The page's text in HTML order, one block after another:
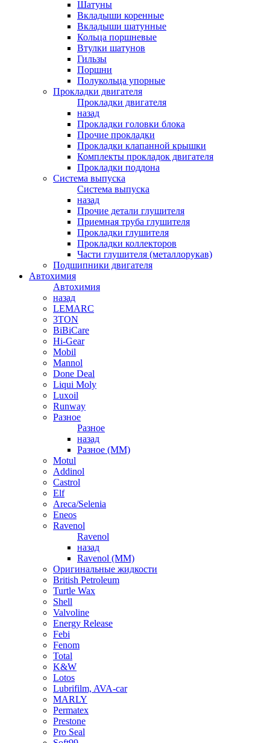
Шатуны
Вкладыши коренные
Вкладыши шатунные
Кольца поршневые
Втулки шатунов
Гильзы
Поршни
Полукольца упорные
Прокладки двигателя
Прокладки двигателя
назад
Прокладки головки блока
Прочие прокладки
Прокладки клапанной крышки
Комплекты прокладок двигателя
Прокладки поддона
Система выпуска
Система выпуска
назад
Прочие детали глушителя
Приемная труба глушителя
Прокладки глушителя
Прокладки коллекторов
Части глушителя (металлорукав)
Подшипники двигателя
Автохимия
Автохимия
назад
LEMARC
3TON
BiBiCare
Hi-Gear
Mobil
Mannol
Done Deal
Liqui Moly
Luxoil
Runway
Разное
Разное
назад
Разное (ММ)
Motul
Addinol
Castrol
Elf
Areca/Selenia
Eneos
Ravenol
Ravenol
назад
Ravenol (ММ)
Оригинальные жидкости
British Petroleum
Turtle Wax
Shell
Valvoline
Energy Release
Febi
Fenom
Total
K&W
Lotos
Lubrifilm, AVA-car
MARLY
Permatex
Prestone
Pro Seal